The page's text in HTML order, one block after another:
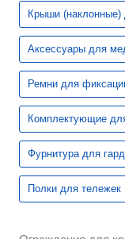
Крыши
Аксессуары для
Ремни для
Комплектующие
Фурнитура для
Полки для тележек